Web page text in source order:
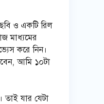
ছবি ও একটি রিল
মাধ্যমের
করে নিন।
আমি ১০টা
যার যেটা